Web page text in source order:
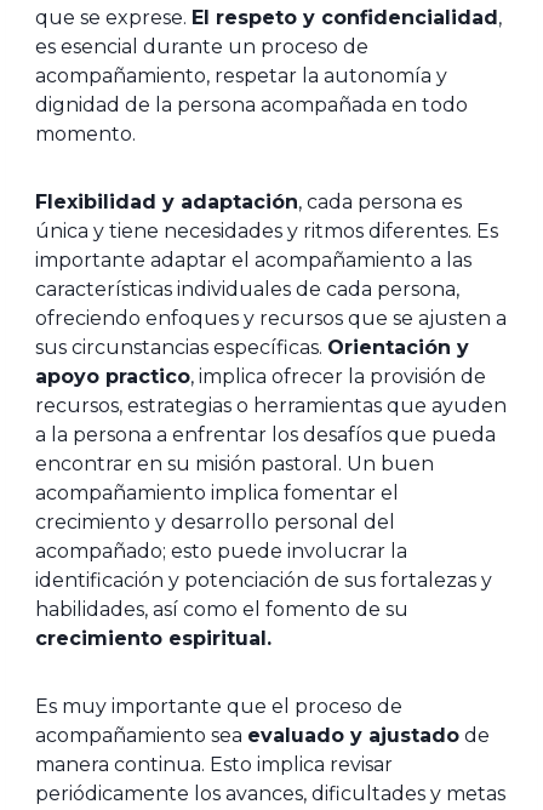
que se exprese. El respeto y confidencialidad,
es esencial durante un proceso de
acompañamiento, respetar la autonomía y
dignidad de la persona acompañada en todo
momento.
Flexibilidad y adaptación, cada persona es
única y tiene necesidades y ritmos diferentes. Es
importante adaptar el acompañamiento a las
características individuales de cada persona,
ofreciendo enfoques y recursos que se ajusten a
sus circunstancias específicas. Orientación y
apoyo practico, implica ofrecer la provisión de
recursos, estrategias o herramientas que ayuden
a la persona a enfrentar los desafíos que pueda
encontrar en su misión pastoral. Un buen
acompañamiento implica fomentar el
crecimiento y desarrollo personal del
acompañado; esto puede involucrar la
identificación y potenciación de sus fortalezas y
habilidades, así como el fomento de su
crecimiento espiritual.
Es muy importante que el proceso de
acompañamiento sea evaluado y ajustadode
manera continua. Esto implica revisar
periódicamente los avances, dificultades y metas